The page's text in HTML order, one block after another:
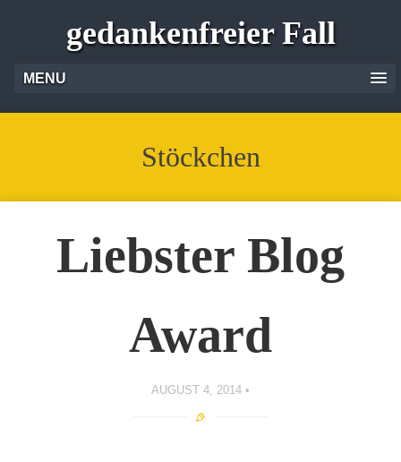
gedankenfreier Fall
MENU
Stöckchen
Liebster Blog
Award
AUGUST 4, 2014